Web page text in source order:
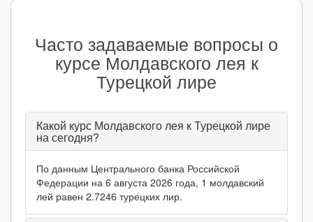
Часто задаваемые вопросы о
курсе Молдавского лея к
Турецкой лире
Какой курс Молдавского лея к Турецкой лире
на сегодня?
По данным Центрального банка Российской
Федерации на 6 августа 2026 года, 1 молдавский
лей равен 2.7246 турецких лир.